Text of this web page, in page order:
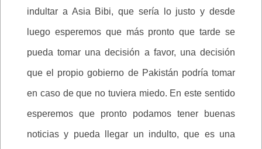
indultar a Asia Bibi, que sería lo justo y desde
luego esperemos que más pronto que tarde se
pueda tomar una decisión a favor, una decisión
que el propio gobierno de Pakistán podría tomar
en caso de que no tuviera miedo. En este sentido
esperemos que pronto podamos tener buenas
noticias y pueda llegar un indulto, que es una